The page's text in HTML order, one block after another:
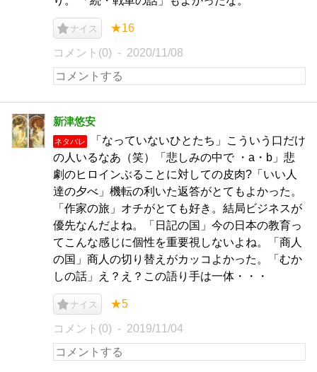
ナイス ★16
コメント(0) 2020/11/08
新津悠安
ネタバレ
「なっていないひとたち」こういう口だけ
の人いるなあ（笑）「悲しみの中で ・a・b」悲
劇のヒロインぶることに対しての皮肉?「いい人
達の夕べ」機転の利いた返答がとてもよかった。
「作家の旅」オチがとても好き。結局ビジネスが
優先なんだよね。「日記の国」今の日本の教育っ
てこんな感じに個性を重要視しないよね。「商人
の国」商人の切り替えがカッコよかった。「むか
しの話」え？え？この語り手は一体・・・
ナイス ★5
コメント(0) 2019/11/04